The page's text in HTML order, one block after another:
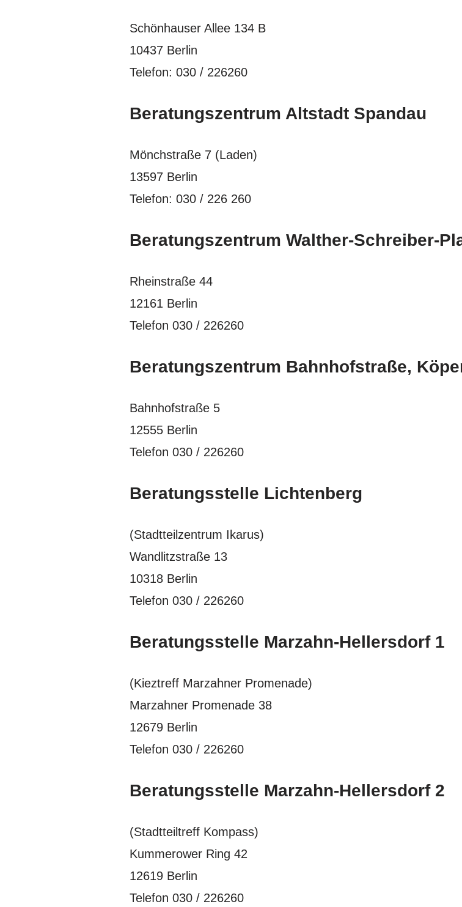
Schönhauser Allee 134 B
10437 Berlin
Telefon: 030 / 226260
Beratungszentrum Altstadt Spandau
Mönchstraße 7 (Laden)
13597 Berlin
Telefon: 030 / 226 260
Beratungszentrum Walther-Schreiber-
Rheinstraße 44
12161 Berlin
Telefon 030 / 226260
Beratungszentrum Bahnhofstraße,
Bahnhofstraße 5
12555 Berlin
Telefon 030 / 226260
Beratungsstelle Lichtenberg
(Stadtteilzentrum Ikarus)
Wandlitzstraße 13
10318 Berlin
Telefon 030 / 226260
Beratungsstelle Marzahn-Hellersdorf 1
(Kieztreff Marzahner Promenade)
Marzahner Promenade 38
12679 Berlin
Telefon 030 / 226260
Beratungsstelle Marzahn-Hellersdorf 2
(Stadtteiltreff Kompass)
Kummerower Ring 42
12619 Berlin
Telefon 030 / 226260